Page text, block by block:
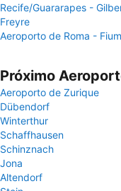
Recife/Guararapes -
Freyre
Aeroporto de Roma -
Próximo
Aeroporto de Zurique
Dübendorf
Winterthur
Schaffhausen
Schinznach
Jona
Altendorf